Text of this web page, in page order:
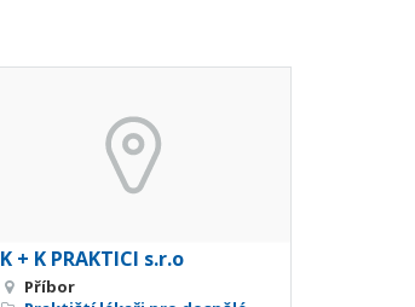
K + K PRAKTICI s.r.o
Příbor